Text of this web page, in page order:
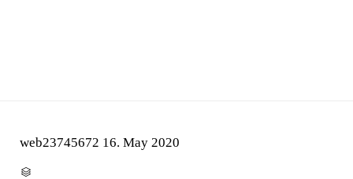
web23745672 16. May 2020
